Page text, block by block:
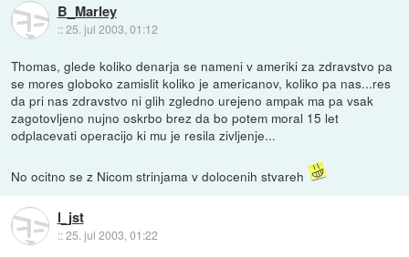
B_Marley
::25. jul 2003, 01:12
Thomas, glede koliko denarja se nameni v ameriki za zdravstvo pa
se mores globoko zamislit koliko je americanov, koliko pa nas...res
da pri nas zdravstvo ni glih zgledno urejeno ampak ma pa vsak
zagotovljeno nujno oskrbo brez da bo potem moral 15 let
odplacevati operacijo ki mu je resila zivljenje...
No ocitno se z Nicom strinjama v dolocenih stvareh
l_jst
::25. jul 2003, 01:22